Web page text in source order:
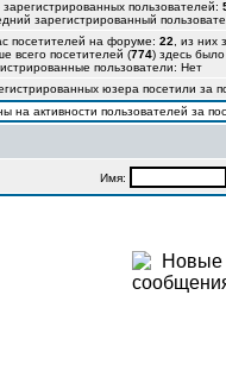
зарегистрированных пользователей:
зарегистрированный
посетителей на форуме: 22 , из
всего посетителей (774) здесь
пользователи: Нет
юзера посетили за
на активности пользователей за
Имя: